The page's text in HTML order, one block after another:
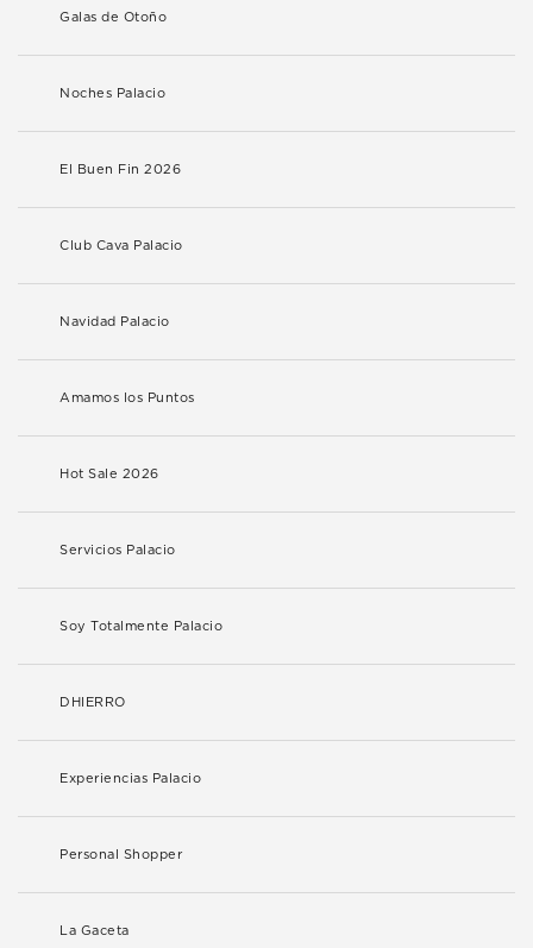
Galas de Otoño
Noches Palacio
El Buen Fin 2026
Club Cava Palacio
Navidad Palacio
Amamos los Puntos
Hot Sale 2026
Servicios Palacio
Soy Totalmente Palacio
DHIERRO
Experiencias Palacio
Personal Shopper
La Gaceta